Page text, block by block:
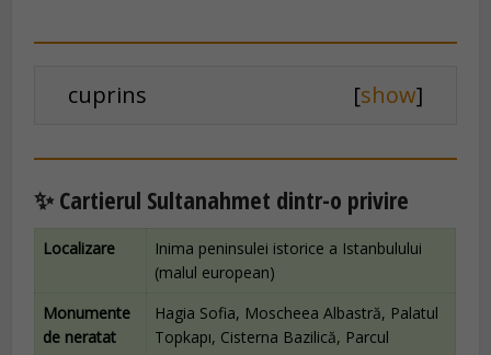
cuprins [show]
✨ Cartierul Sultanahmet dintr-o privire
Localizare
Inima peninsulei istorice a Istanbulului
(malul european)
Monumente
de neratat
Hagia Sofia, Moscheea Albastră, Palatul
Topkapı, Cisterna Bazilică, Parcul